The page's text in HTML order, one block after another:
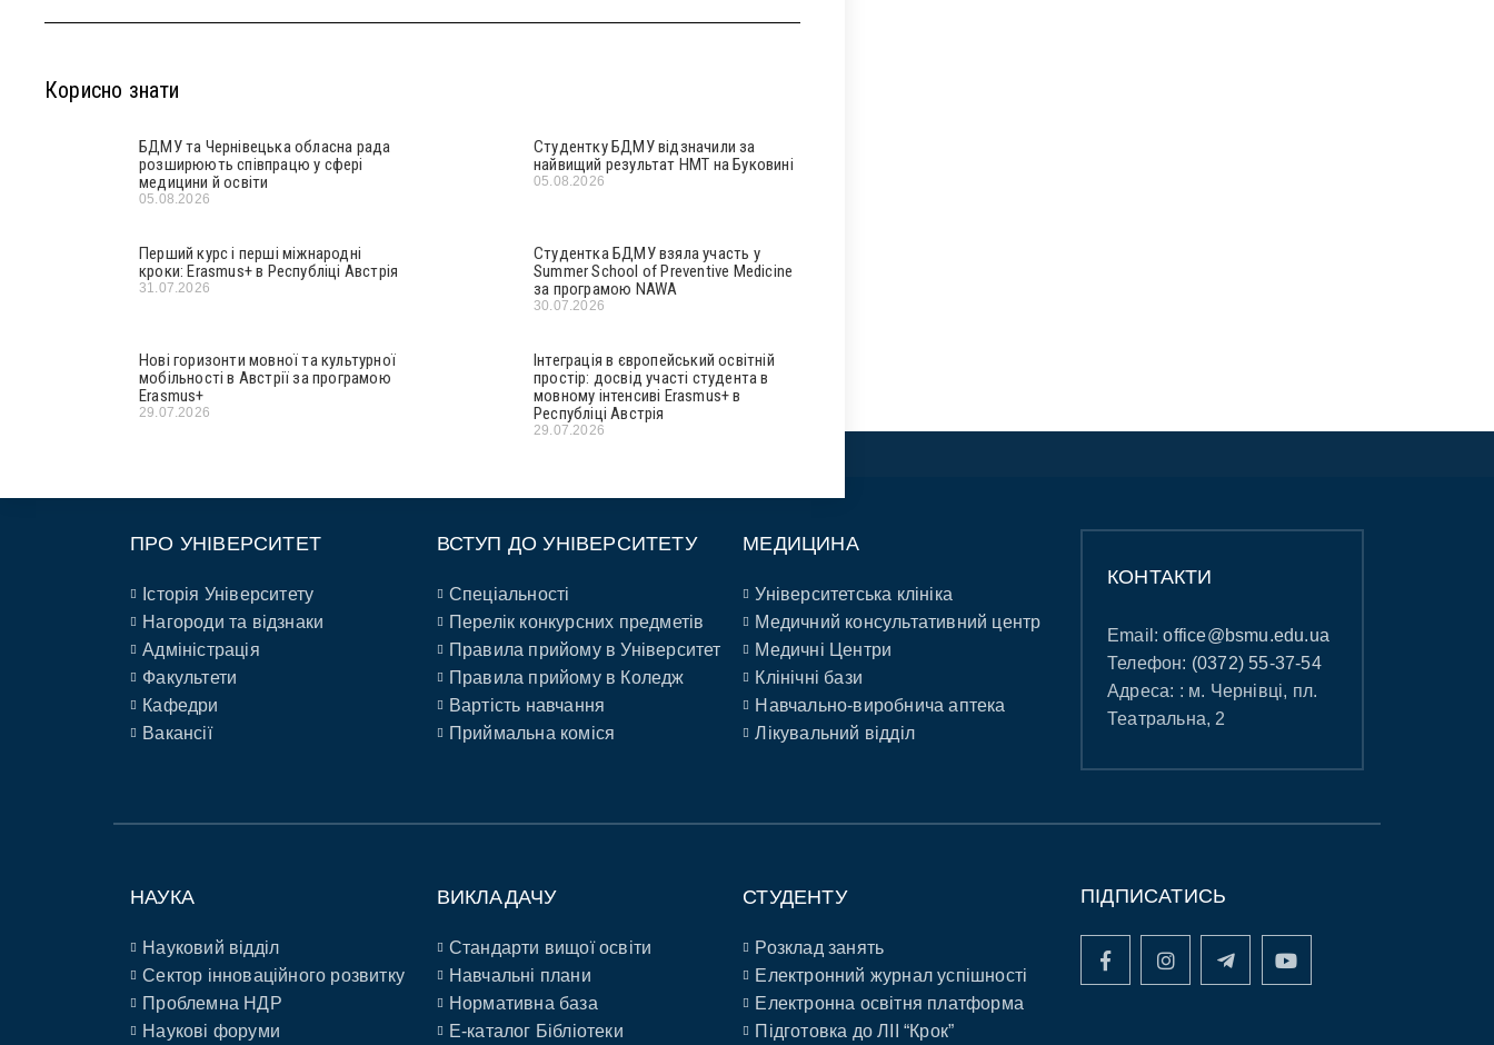
Корисно знати
БДМУ та Чернівецька обласна рада
розширюють співпрацю у сфері
медицини й освіти
05.08.2026
Студентку БДМУ відзначили за
найвищий результат НМТ на Буковині
05.08.2026
Перший курс і перші міжнародні
кроки: Erasmus+ в Республіці Австрія
31.07.2026
Студентка БДМУ взяла участь у
Summer School of Preventive Medicine
за програмою NAWA
30.07.2026
Нові горизонти мовної та культурної
мобільності в Австрії за програмою
Erasmus+
29.07.2026
Інтеграція в європейський освітній
простір: досвід участі студента в
мовному інтенсиві Erasmus+ в
Республіці Австрія
29.07.2026
ПРО УНІВЕРСИТЕТ
Історія Університету
Нагороди та відзнаки
Адміністрація
Факультети
Кафедри
Вакансії
ВСТУП ДО УНІВЕРСИТЕТУ
Спеціальності
Перелік конкурсних предметів
Правила прийому в Університет
Правила прийому в Коледж
Вартість навчання
Приймальна коміся
МЕДИЦИНА
Університетська клініка
Медичний консультативний центр
Медичні Центри
Клінічні бази
Навчально-виробнича аптека
Лікувальний відділ
КОНТАКТИ
Email:office@bsmu.edu.ua
Телефон: (0372) 55-37-54
Адреса: : м. Чернівці, пл.
Театральна, 2
НАУКА
Науковий відділ
Сектор інноваційного розвитку
Проблемна НДР
Наукові форуми
ВИКЛАДАЧУ
Стандарти вищої освіти
Навчальні плани
Нормативна база
E-каталог Бібліотеки
СТУДЕНТУ
Розклад занять
Електронний журнал успішності
Електронна освітня платформа
Підготовка до ЛІІ “Крок”
ПІДПИСАТИСЬ